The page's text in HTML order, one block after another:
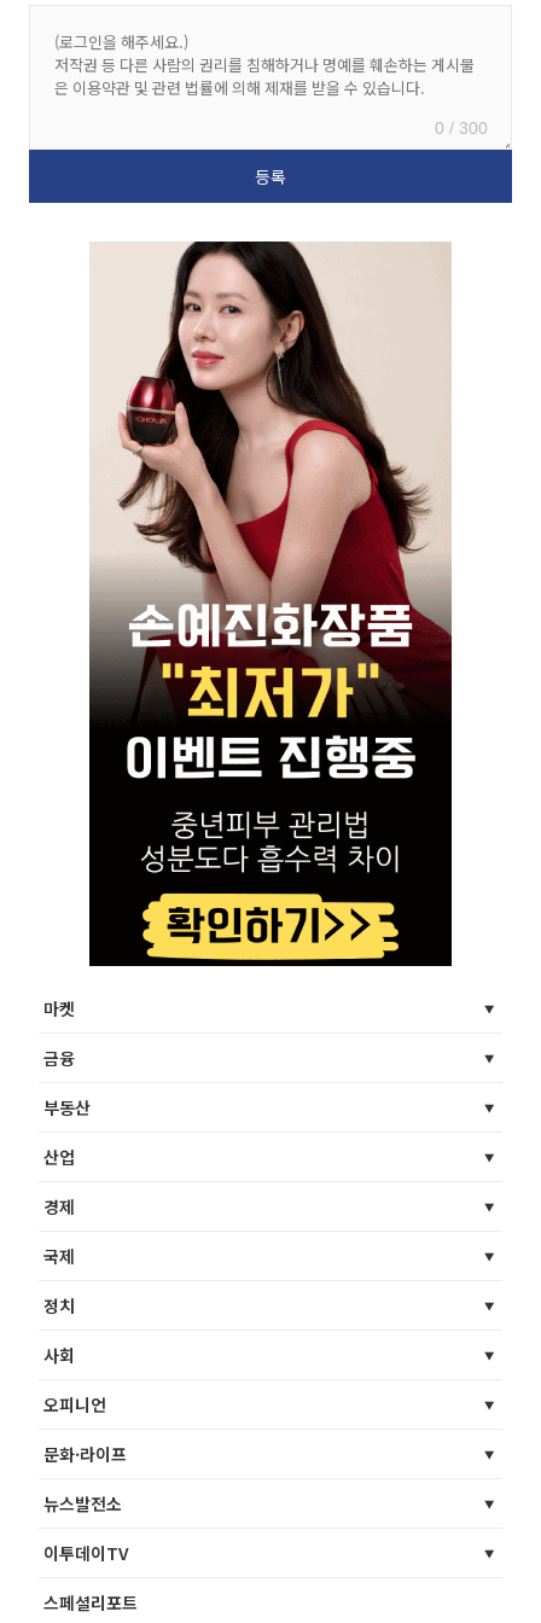
0 / 300
마켓
금융
부동산
산업
경제
국제
정치
사회
오피니언
문화·라이프
뉴스발전소
이투데이TV
스페셜리포트